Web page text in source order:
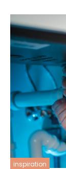
inspiration